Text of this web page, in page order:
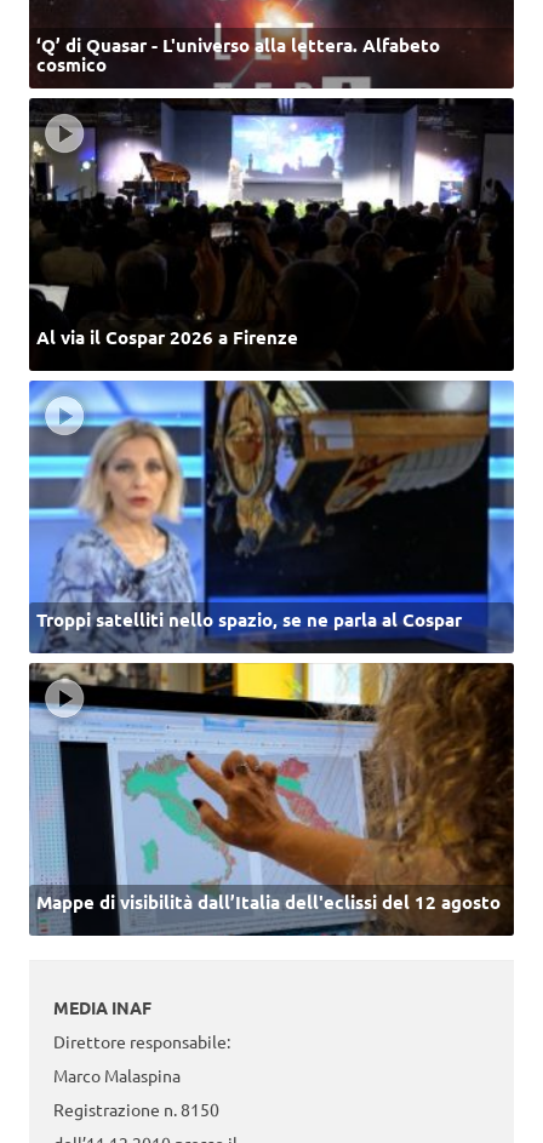
‘Q’ di Quasar - L'universo alla lettera. Alfabeto
cosmico
Al via il Cospar 2026 a Firenze
Troppi satelliti nello spazio, se ne parla al Cospar
Mappe di visibilità dall’Italia dell'eclissi del 12 agosto
MEDIA INAF
Direttore responsabile:
Marco Malaspina
Registrazione n. 8150